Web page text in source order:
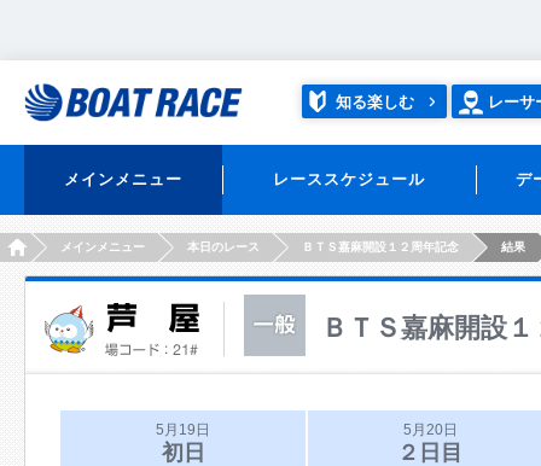
知る楽しむ レーサ
メインメニュー レーススケジュール デ
HOMEメインメニュー 本日のレース ＢＴＳ嘉麻開設１２周年記念 結果
ＢＴＳ嘉麻開設
5月19日
初日
5月20日
２日目